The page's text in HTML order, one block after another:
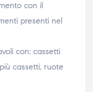
con il
presenti nel
con: cassetti
cassetti, ruote